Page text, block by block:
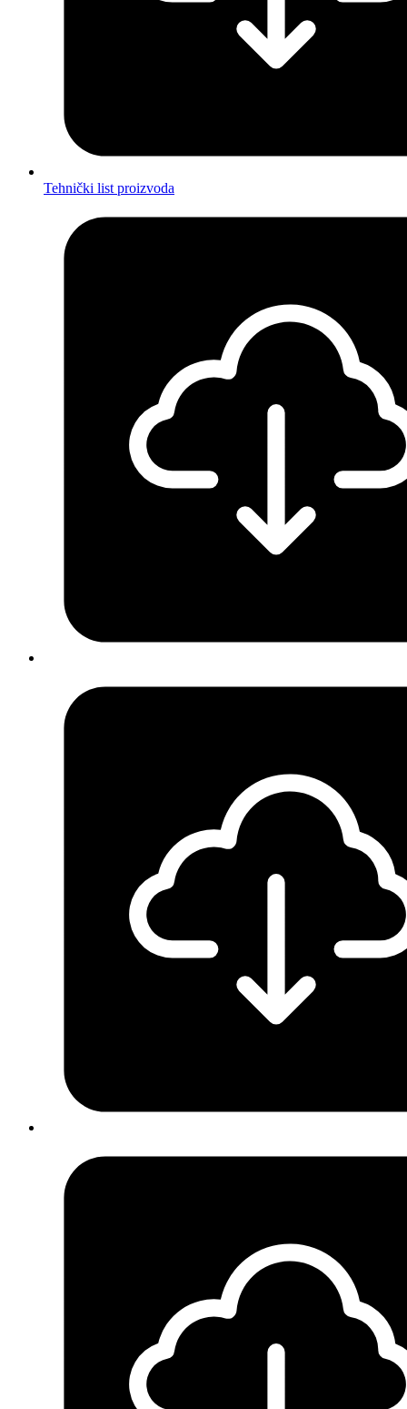
Tehnički list proizvoda